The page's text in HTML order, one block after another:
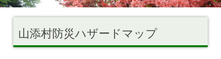
山添村防災ハザードマップ